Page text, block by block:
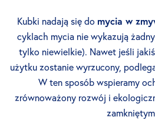
Kubki nadają się do mycia w
cyklach mycia nie wykazują
tylko niewielkie). Nawet jeśli
użytku zostanie wyrzucony,
W ten sposób wspieramy
zrównoważony rozwój i